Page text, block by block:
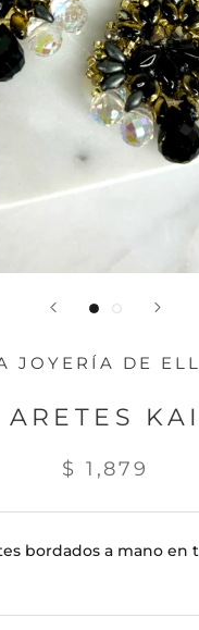
JOYERÍA DE
ARETES KAI
$ 1,879
bordados a mano en